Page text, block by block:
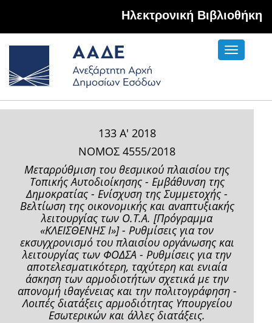
Hλεκτρονική Βιβλιοθήκη
Toggle
133 Α' 2018
ΝΟΜΟΣ 4555/2018
Μεταρρύθμιση του θεσμικού πλαισίου της
Τοπικής Αυτοδιοίκησης - Εμβάθυνση της
Δημοκρατίας - Ενίσχυση της Συμμετοχής -
Βελτίωση της οικονομικής και αναπτυξιακής
λειτουργίας των Ο.Τ.Α. [Πρόγραμμα
«ΚΛΕΙΣΘΕΝΗΣ Ι»] - Ρυθμίσεις για τον
εκσυγχρονισμό του πλαισίου οργάνωσης και
λειτουργίας των ΦΟΔΣΑ - Ρυθμίσεις για την
αποτελεσματικότερη, ταχύτερη και ενιαία
άσκηση των αρμοδιοτήτων σχετικά με την
απονομή ιθαγένειας και την πολιτογράφηση -
Λοιπές διατάξεις αρμοδιότητας Υπουργείου
Εσωτερικών και άλλες διατάξεις.